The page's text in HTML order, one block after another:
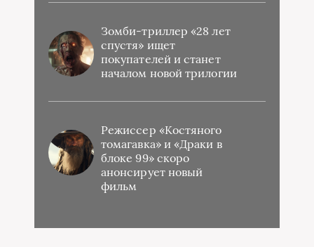
Зомби-триллер «28 лет
спустя» ищет
покупателей и станет
началом новой трилогии
Режиссер «Костяного
томагавка» и «Драки в
блоке 99» скоро
анонсирует новый
фильм